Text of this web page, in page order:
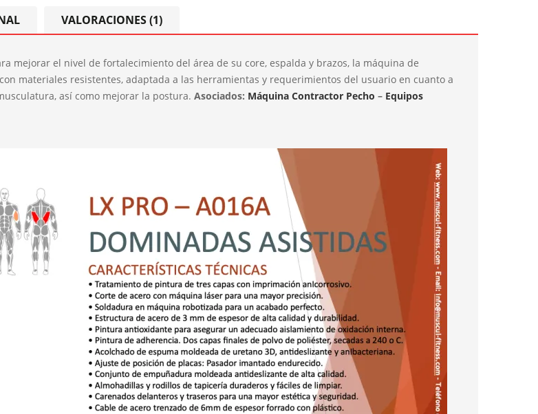
VALORACIONES (1)
mejorar el nivel de fortalecimiento del área de su core, espalda y brazos, la máquina de
materiales resistentes, adaptada a las herramientas y requerimientos del usuario en cuanto a
así como mejorar la postura. Asociados: Máquina Contractor Pecho – Equipos